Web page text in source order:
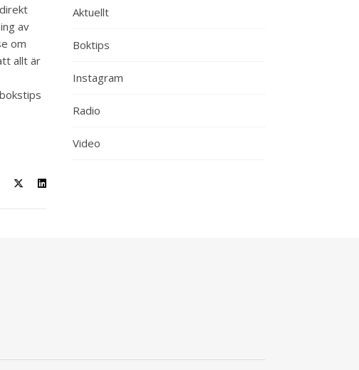
av
om
allt är
Aktuellt
Boktips
Instagram
Radio
Video